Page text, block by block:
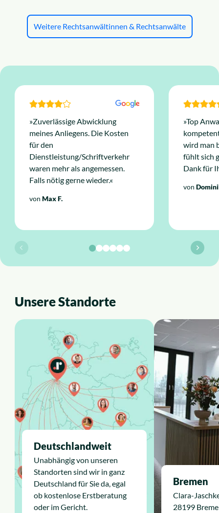
Weitere Rechtsanwältinnen & Rechtsanwälte
»Zuverlässige Abwicklung
meines Anliegens. Die Kosten
für den
Dienstleistung/Schriftverkehr
waren mehr als angemessen.
Falls nötig gerne wieder.«
von Max F.
»Top
wird man
fühlt sich
Dank für
von
UnsereStandorte
Deutschlandweit
Unabhängig von unseren
Standorten sind wir in ganz
Deutschland für Sie da, egal
ob kostenlose Erstberatung
oder im Gericht.
Bremen
Clara-
28199